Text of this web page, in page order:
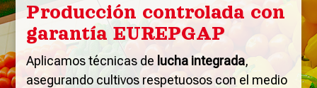
Producción controlada con
garantía EUREPGAP
Aplicamos técnicas de lucha integrada,
asegurando cultivos respetuosos con el medio